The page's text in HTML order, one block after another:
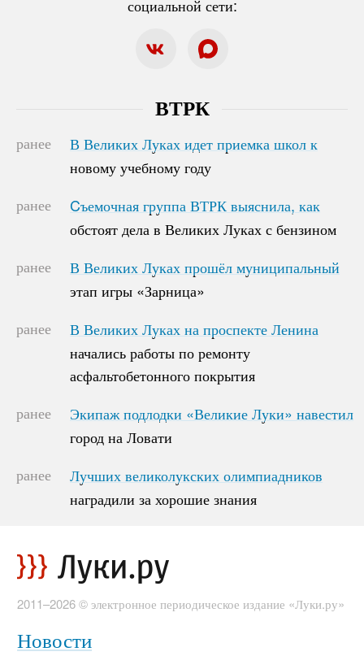
социальной сети:
ВТРК
ранее
В Великих Луках идет приемка школ к
новому учебному году
В Великих Луках идет приемка школ к
новому учебному году
ранее
Cъемочная группа ВТРК выяснила, как
обстоят дела в Великих Луках с бензином
Cъемочная группа ВТРК выяснила, как
обстоят дела в Великих Луках с бензином
ранее
В Великих Луках прошёл муниципальный
этап игры «Зарница»
В Великих Луках прошёл муниципальный
этап игры «Зарница»
ранее
В Великих Луках на проспекте Ленина
начались работы по ремонту
асфальтобетонного покрытия
В Великих Луках на проспекте Ленина
начались работы по ремонту
асфальтобетонного покрытия
ранее
Экипаж подлодки «Великие Луки» навестил
город на Ловати
Экипаж подлодки «Великие Луки» навестил
город на Ловати
ранее
Лучших великолукских олимпиадников
наградили за хорошие знания
Лучших великолукских олимпиадников
наградили за хорошие знания
2011–2026 © электронное периодическое издание «Луки.ру»
Новости